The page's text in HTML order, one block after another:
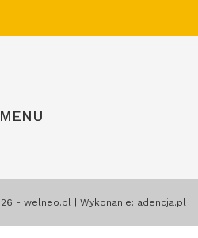
MENU
- welneo.pl | Wykonanie: adencja.pl